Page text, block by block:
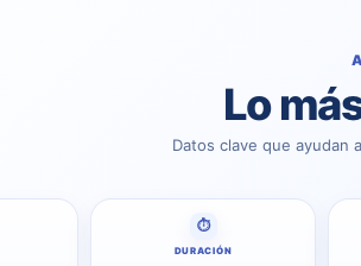
Lo
Datos clave que ayudan
⏱
DURACIÓN